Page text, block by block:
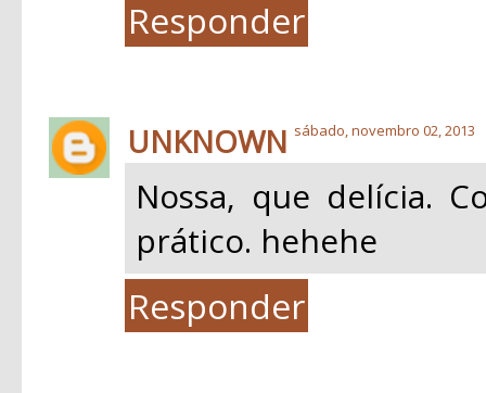
Responder
UNKNOWN sábado, novembro 02, 2013
Nossa, que delícia.
prático. hehehe
Responder